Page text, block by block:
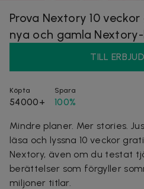
Prova Nextory 10
nya och gamla
TILL
Köpta
54000+
Spara
100%
Mindre planer. Mer stories.
läsa och lyssna 10 veckor
Nextory, även om du testat
berättelser som förgyller
miljoner titlar.